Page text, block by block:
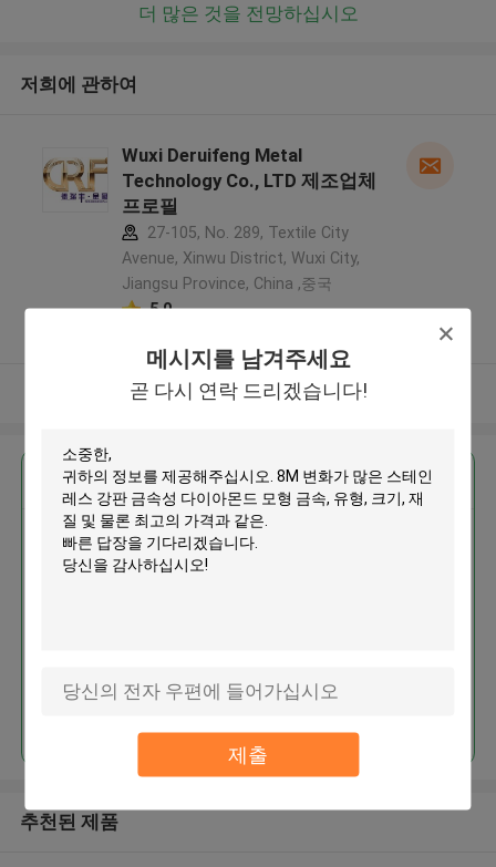
메시지를 남겨주세요
곧 다시 연락 드리겠습니다!
제출
더 많은 것을 전망하십시오
저희에 관하여
Wuxi Deruifeng Metal
Technology Co., LTD 제조업체
프로필
27-105, No. 289, Textile City
Avenue, Xinwu District, Wuxi City,
Jiangsu Province, China ,중국
5.0
더 많은 것을 전망하십시오
가장 저렴 한 가격 으로
8M 변화가 많은 스테인레스 강판
금속성 다이아몬드 모형 금속
추천된 제품